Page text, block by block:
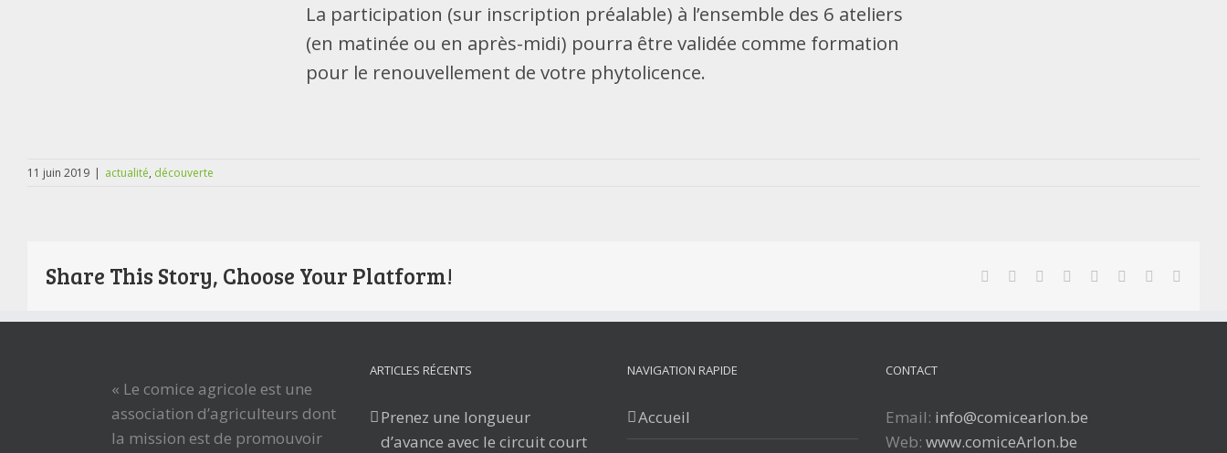
La participation (sur inscription préalable) à l’ensemble des 6 ateliers
(en matinée ou en après-midi) pourra être validée comme formation
pour le renouvellement de votre phytolicence.
11 juin 2019 | actualité, découverte
Share This Story, Choose Your Platform! Facebook
TwitterReddit LinkedIn
TumblrPinterest
« Le comice agricole est une
association d’agriculteurs dont
la mission est de promouvoir
ARTICLES RÉCENTS
Prenez une longueur
d’avance avec le circuit court
NAVIGATION RAPIDE
Accueil
CONTACT
Email: info@comicearlon.be
Web: www.comiceArlon.be